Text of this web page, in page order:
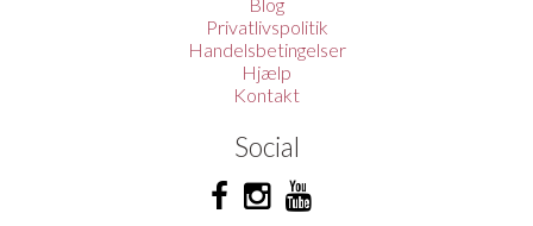
Privatlivspolitik
Handelsbetingelser
Hjælp
Kontakt
Social